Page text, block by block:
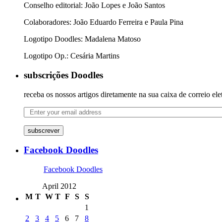
Conselho editorial: João Lopes e João Santos
Colaboradores: João Eduardo Ferreira e Paula Pina
Logotipo Doodles: Madalena Matoso
Logotipo Op.: Cesária Martins
subscrições Doodles
receba os nossos artigos diretamente na sua caixa de correio
subscrever
Facebook Doodles
Facebook Doodles
April 2012
M T W T F S
S
1
2
3 4 5 6 7
8